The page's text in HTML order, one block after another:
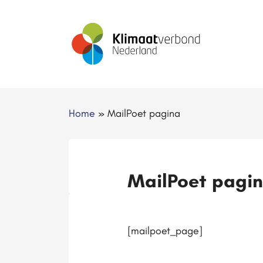
Home » MailPoet pagina
MailPoet
[mailpoet_page]